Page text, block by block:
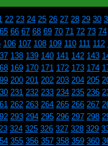
22 23 24 25 26 27 28 29 30
65 66 67 68 69 70 71 72 73 74
106 107 108 109 110 111 112
138 139 140 141 142 143
169 170 171 172 173 174
200 201 202 203 204 205
231 232 233 234 235 236
262 263 264 265 266 267
293 294 295 296 297 298
324 325 326 327 328 329
355 356 357 358 359 360